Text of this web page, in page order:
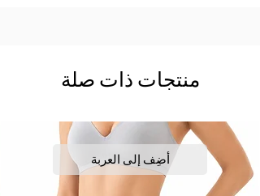
منتجات ذات صلة
أضِف إلى العربة